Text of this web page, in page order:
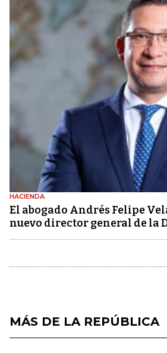
HACIENDA
El abogado Andrés Felipe
nuevo director general de la
MÁS DE LA REPÚBLICA